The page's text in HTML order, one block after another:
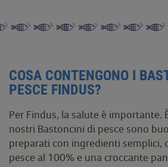
COSA CONTENGONO I
PESCE FINDUS?
Per Findus, la salute è importante.
nostri Bastoncini di pesce sono
preparati con ingredienti semplici,
pesce al 100% e una croccante